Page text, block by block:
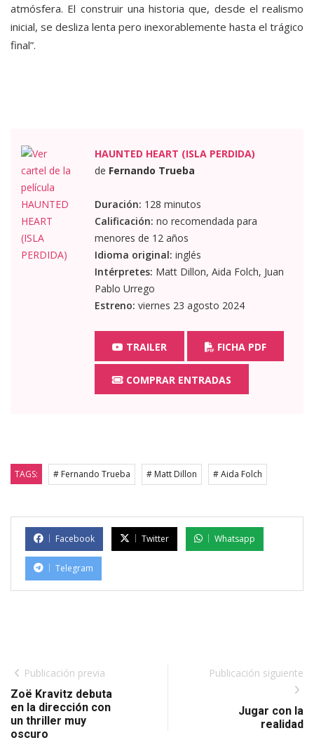
atmósfera. El construir una historia que, desde el realismo
inicial, se desliza lenta pero inexorablemente hasta el trágico
final”.
HAUNTED HEART (ISLA PERDIDA)
de Fernando Trueba
Duración: 128 minutos
Calificación: no recomendada para
menores de 12 años
Idioma original: inglés
Intérpretes: Matt Dillon, Aida Folch, Juan
Pablo Urrego
Estreno: viernes 23 agosto 2024
TRAILER FICHA PDF
COMPRAR ENTRADAS
TAGS: # Fernando Trueba # Matt Dillon # Aida Folch
Facebook Twitter Whatsapp
Telegram
Publicación previa
Zoë Kravitz debuta
en la dirección con
un thriller muy
oscuro
Publicación siguiente
Jugar con la
realidad